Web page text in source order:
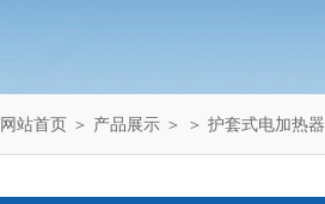
网站首页 ＞ 产品展示 ＞ ＞ 护套式电加热器